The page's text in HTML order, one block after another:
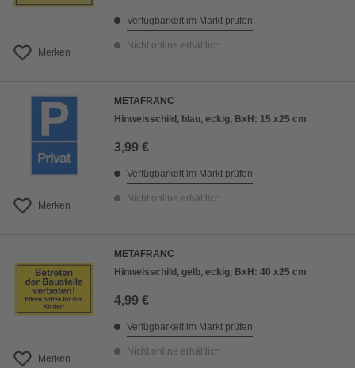
Merken
Verfügbarkeit im Markt prüfen
Nicht online erhältlich
Merken
METAFRANC
Hinweisschild, blau, eckig, BxH: 15 x25 cm
3,99 €
Verfügbarkeit im Markt prüfen
Nicht online erhältlich
Merken
METAFRANC
Hinweisschild, gelb, eckig, BxH: 40 x25 cm
4,99 €
Verfügbarkeit im Markt prüfen
Nicht online erhältlich